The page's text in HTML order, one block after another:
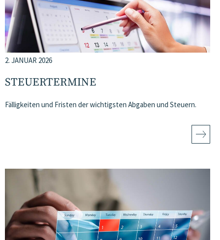
2. JANUAR 2026
STEUERTERMINE
Fälligkeiten und Fristen der wichtigsten Abgaben und Steuern.